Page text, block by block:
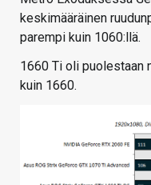
keskimääräinen
parempi kuin 1060:llä.
1660 Ti oli puolestaan
kuin 1660.